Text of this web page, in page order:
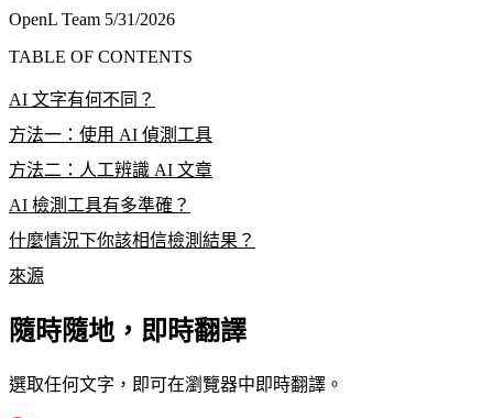
OpenL Team 5/31/2026
TABLE OF CONTENTS
AI 文字有何不同？
方法一：使用 AI 偵測工具
方法二：人工辨識 AI 文章
AI 檢測工具有多準確？
什麼情況下你該相信檢測結果？
來源
隨時隨地，即時翻譯
選取任何文字，即可在瀏覽器中即時翻譯。